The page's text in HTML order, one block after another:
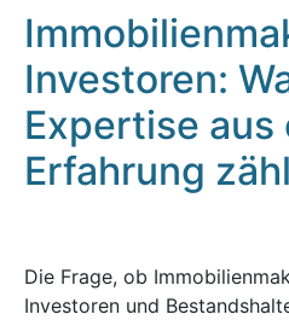
Investoren:
Expertise aus
Erfahrung
Die Frage, ob
Investoren und